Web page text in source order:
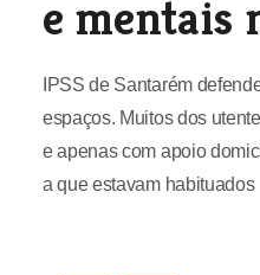
e mentais
IPSS de Santarém
espaços. Muitos dos
e apenas com apoio
a que estavam habituados